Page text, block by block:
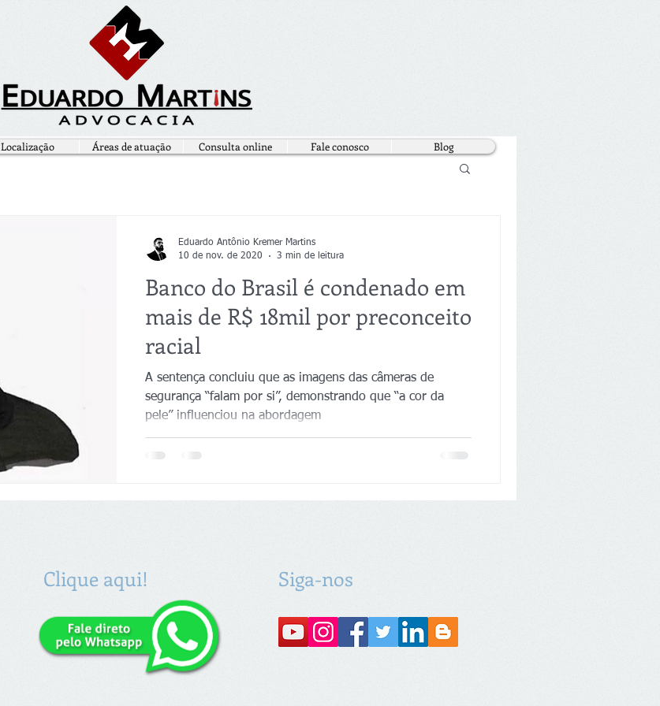
Localização Áreas de atuação Consulta online Fale conosco Blog
Banco do Brasil é condenado em
mais de R$ 18mil por preconceito
racial
A sentença concluiu que as imagens das câmeras de
segurança “falam por si”, demonstrando que “a cor da
pele” influenciou na abordagem
Eduardo Antônio Kremer Martins
10 de nov. de 2020
3 min de leitura
Siga-nos
Clique aqui!